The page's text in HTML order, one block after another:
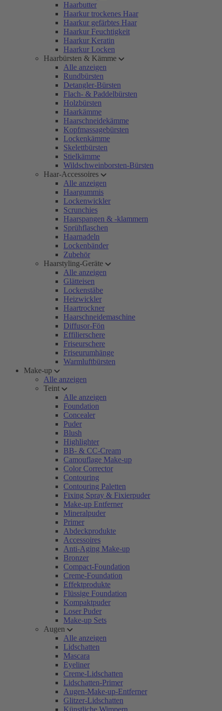
Haarbutter
Haarkur trockenes Haar
Haarkur gefärbtes Haar
Haarkur Feuchtigkeit
Haarkur Keratin
Haarkur Locken
Haarbürsten & Kämme
Alle anzeigen
Rundbürsten
Detangler-Bürsten
Flach- & Paddelbürsten
Holzbürsten
Haarkämme
Haarschneidekämme
Kopfmassagebürsten
Lockenkämme
Skelettbürsten
Stielkämme
Wildschweinborsten-Bürsten
Haar-Accessoires
Alle anzeigen
Haargummis
Lockenwickler
Scrunchies
Haarspangen & -klammern
Sprühflaschen
Haarnadeln
Lockenbänder
Zubehör
Haarstyling-Geräte
Alle anzeigen
Glätteisen
Lockenstäbe
Heizwickler
Haartrockner
Haarschneidemaschine
Diffusor-Fön
Effilierschere
Friseurschere
Friseurumhänge
Warmluftbürsten
Make-up
Alle anzeigen
Teint
Alle anzeigen
Foundation
Concealer
Puder
Blush
Highlighter
BB- & CC-Cream
Camouflage Make-up
Color Corrector
Contouring
Contouring Paletten
Fixing Spray & Fixierpuder
Make-up Entferner
Mineralpuder
Primer
Abdeckprodukte
Accessoires
Anti-Aging Make-up
Bronzer
Compact-Foundation
Creme-Foundation
Effektprodukte
Flüssige Foundation
Kompaktpuder
Loser Puder
Make-up Sets
Augen
Alle anzeigen
Lidschatten
Mascara
Eyeliner
Creme-Lidschatten
Lidschatten-Primer
Augen-Make-up-Entferner
Glitzer-Lidschatten
Künstliche Wimpern